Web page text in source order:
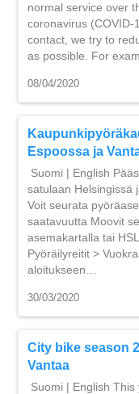
normal service over
coronavirus (COVID-
contact, we try to
as possible. For
08/04/2020
Espoossa ja
Suomi | English
satulaan Helsingissä
Voit seurata
saatavuutta Moovit
asemakartalla tai
Pyöräilyreitit >
aloitukseen…
30/03/2020
City bike season
Vantaa
Suomi | English